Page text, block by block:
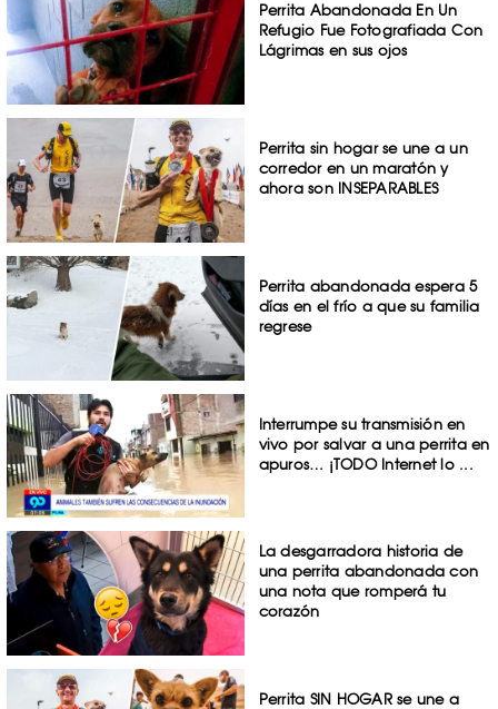
Perrita Abandonada En Un
Refugio Fue Fotografiada Con
Lágrimas en sus ojos
Perrita sin hogar se une a un
corredor en un maratón y
ahora son INSEPARABLES
Perrita abandonada espera 5
días en el frío a que su familia
regrese
Interrumpe su transmisión en
vivo por salvar a una perrita en
apuros… ¡TODO Internet lo ...
La desgarradora historia de
una perrita abandonada con
una nota que romperá tu
corazón
Perrita SIN HOGAR se une a